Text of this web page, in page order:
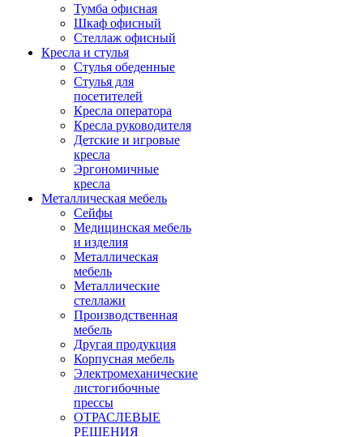
Тумба офисная
Шкаф офисный
Стеллаж офисный
Кресла и стулья
Стулья обеденные
Стулья для
посетителей
Кресла оператора
Кресла руководителя
Детские и игровые
кресла
Эргономичные
кресла
Металлическая мебель
Сейфы
Медицинская мебель
и изделия
Металлическая
мебель
Металлические
стеллажи
Производственная
мебель
Другая продукция
Корпусная мебель
Электромеханические
листогибочные
прессы
ОТРАСЛЕВЫЕ
РЕШЕНИЯ